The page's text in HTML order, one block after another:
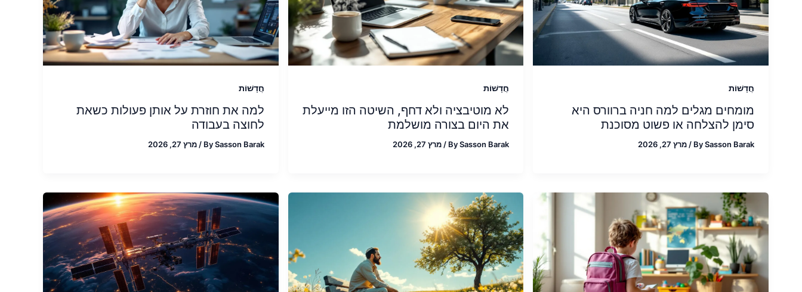
חֲדָשׁוֹת
מומחים מגלים למה חניה ברוורס היא
סימן להצלחה או פשוט מסוכנת
BySasson Barak
/ מרץ 27, 2026
חֲדָשׁוֹת
לא מוטיבציה ולא דחף, השיטה הזו מייעלת
את היום בצורה מושלמת
BySasson Barak
/ מרץ 27, 2026
חֲדָשׁוֹת
למה את חוזרת על אותן פעולות כשאת
לחוצה בעבודה
BySasson Barak
/מרץ 27, 2026